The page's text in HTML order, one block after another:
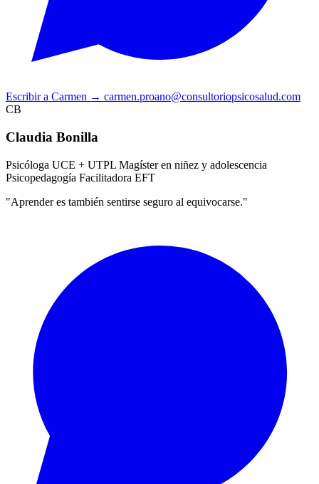
Escribir a Carmen → carmen.proano@consultoriopsicosalud.com
CB
Claudia Bonilla
Psicóloga UCE + UTPL Magíster en niñez y adolescencia
Psicopedagogía Facilitadora EFT
"Aprender es también sentirse seguro al equivocarse."